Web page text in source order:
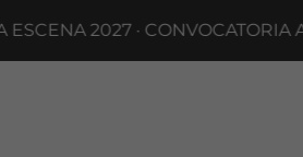
2027 · CONVOCATORIA A